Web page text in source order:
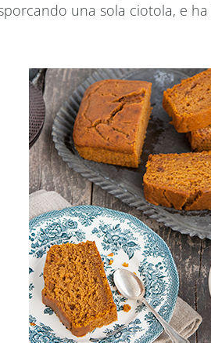
una sola ciotola, e